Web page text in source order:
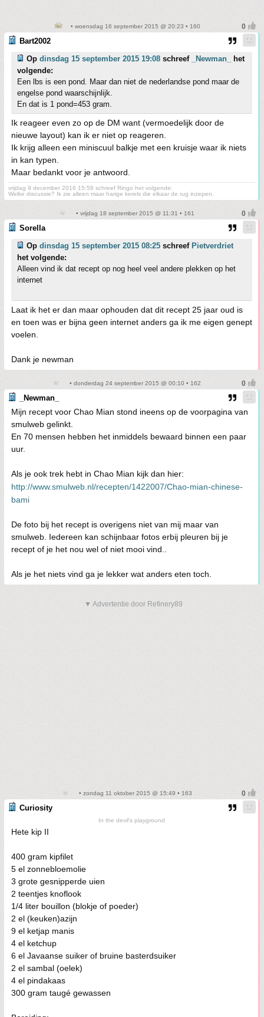
• woensdag 16 september 2015 @ 20:23 • 160
Bart2002
Op dinsdag 15 september 2015 19:08 schreef _Newman_
het
volgende:
Een lbs is een pond. Maar dan niet de nederlandse pond maar de
engelse pond waarschijnlijk.
En dat is 1 pond=453 gram.
Ik reageer even zo op de DM want (vermoedelijk door de
nieuwe layout) kan ik er niet op reageren.
Ik krijg alleen een miniscuul balkje met een kruisje waar ik niets
in kan typen.
Maar bedankt voor je antwoord.
vrijdag 9 december 2016 15:58 schreef Ringo het volgende:
Welke discussie? Ik zie alleen maar harige kerels die elkaar de rug inzepen.
• vrijdag 18 september 2015 @ 11:31 • 161
Sorella
Op dinsdag 15 september 2015 08:25 schreef Pietverdriet
het volgende:
Alleen vind ik dat recept op nog heel veel andere plekken op het
internet
Laat ik het er dan maar ophouden dat dit recept 25 jaar oud is
en toen was er bijna geen internet anders ga ik me eigen genept
voelen.
Dank je newman
• donderdag 24 september 2015 @ 00:10 • 162
_Newman_
Mijn recept voor Chao Mian stond ineens op de voorpagina van
smulweb gelinkt.
En 70 mensen hebben het inmiddels bewaard binnen een paar
uur.
Als je ook trek hebt in Chao Mian kijk dan hier:
http://www.smulweb.nl/recepten/1422007/Chao-mian-chinese-
bami
De foto bij het recept is overigens niet van mij maar van
smulweb. Iedereen kan schijnbaar fotos erbij pleuren bij je
recept of je het nou wel of niet mooi vind..
Als je het niets vind ga je lekker wat anders eten toch.
▼ Advertentie door Refinery89
• zondag 11 oktober 2015 @ 15:49 • 163
Curiosity
In the devil's playground
Hete kip II
400 gram kipfilet
5 el zonnebloemolie
3 grote gesnipperde uien
2 teentjes knoflook
1/4 liter bouillon (blokje of poeder)
2 el (keuken)azijn
9 el ketjap manis
4 el ketchup
6 el Javaanse suiker of bruine basterdsuiker
2 el sambal (oelek)
4 el pindakaas
300 gram taugé gewassen